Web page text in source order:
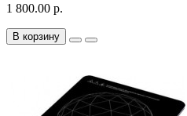
1 800.00 р.
В корзину